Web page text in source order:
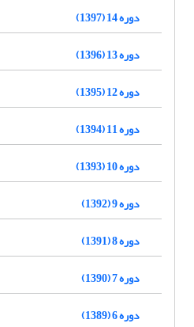
دوره 14 (1397)
دوره 13 (1396)
دوره 12 (1395)
دوره 11 (1394)
دوره 10 (1393)
دوره 9 (1392)
دوره 8 (1391)
دوره 7 (1390)
دوره 6 (1389)